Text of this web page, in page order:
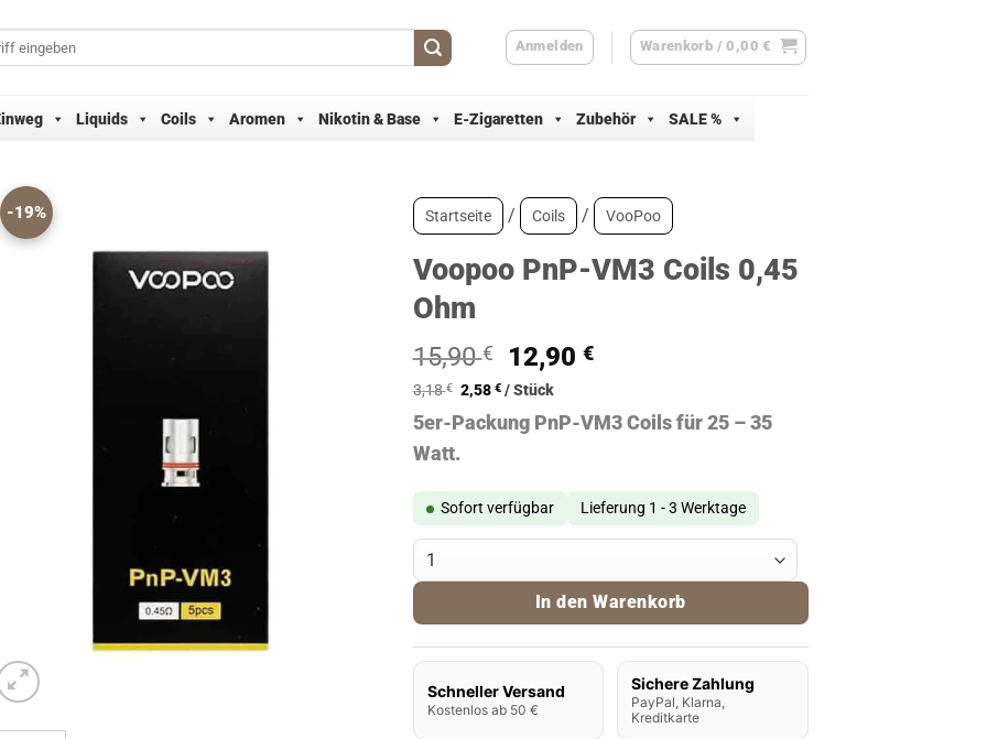
Anmelden Warenkorb /0,00€
Liquids Coils Aromen Nikotin & Base E-Zigaretten Zubehör SALE %
-19% Startseite / Coils / VooPoo
Voopoo PnP-VM3 Coils 0,45
Ohm
15,90€
Ursprünglicher
Preis
war:
15,90 €
12,90 €Aktueller
ist:
12,90 €.
3,18€ 2,58 €/Stück
5er-Packung PnP-VM3 Coils für 25 – 35
Watt.
Sofort verfügbar Lieferung 1 - 3 Werktage
Voopoo PnP-VM3 Coils 0,45 Ohm Menge
In den Warenkorb
Schneller Versand
Kostenlos ab 50 €
Sichere Zahlung
PayPal, Klarna,
Kreditkarte